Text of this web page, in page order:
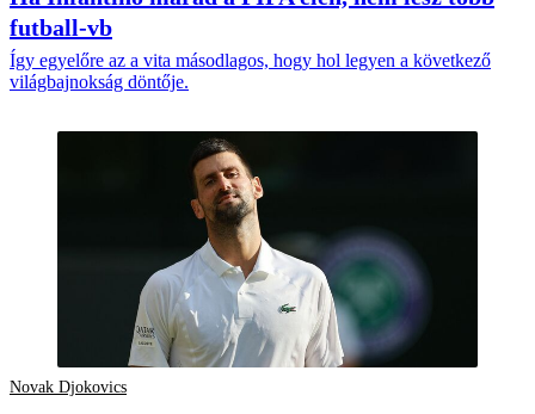
futball-vb
Így egyelőre az a vita másodlagos, hogy hol legyen a következő
világbajnokság döntője.
Novak Djokovics